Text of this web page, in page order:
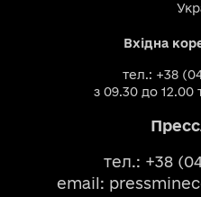
Вхідна
тел.: +38
з 09.30 до 12.00
тел.: +38
email: